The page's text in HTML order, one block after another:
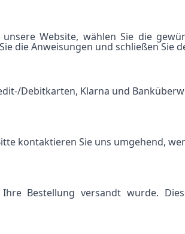
Website, wählen Sie die
die Anweisungen und schließen Sie
Debitkarten, Klarna und
kontaktieren Sie uns umgehend,
Bestellung versandt wurde.